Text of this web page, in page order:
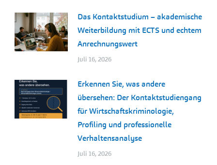
Das Kontaktstudium – akademische
Weiterbildung mit ECTS und echtem
Anrechnungswert
Juli 16, 2026
Erkennen Sie, was andere
übersehen: Der Kontaktstudiengang
für Wirtschaftskriminologie,
Profiling und professionelle
Verhaltensanalyse
Juli 16, 2026